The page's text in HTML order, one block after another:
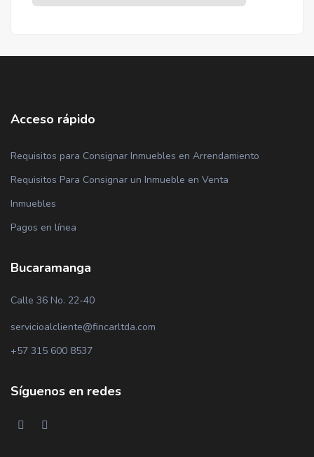
Acceso rápido
Requisitos para Consignar Inmuebles en Arrendamiento
Requisitos Para Consignar un Inmueble en Venta
Inmuebles
Pagos en línea
Bucaramanga
Calle 36 No. 22-40
servicioalcliente@fincarltda.com
+57 315 600 8537
Síguenos en redes